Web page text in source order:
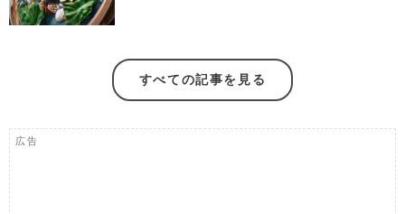
すべての記事を見る
広告